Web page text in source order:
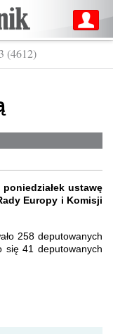
(4612)
ustawę
Europy i Komisji
258 deputowanych
się 41 deputowanych